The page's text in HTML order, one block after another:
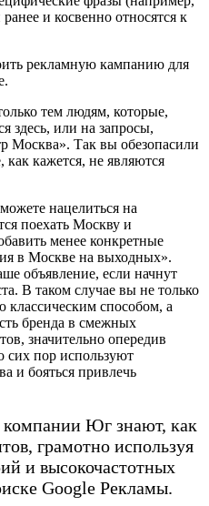
и косвенно относятся к
рекламную кампанию для
тем людям, которые,
здесь, или на запросы,
Москва». Так вы обезопасили
как кажется, не являются
нацелиться на
поехать Москву и
менее конкретные
в Москве на выходных».
объявление, если начнут
В таком случае вы не только
способом, а
бренда в смежных
значительно опередив
сих пор используют
и бояться привлечь
Юг знают, как
грамотно используя
и высокочастотных
Google Рекламы.